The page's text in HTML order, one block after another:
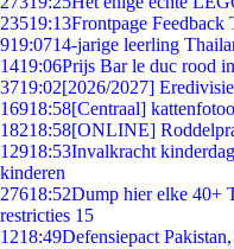
23519:13Frontpage Feedback
919:0714-jarige leerling
1419:06Prijs Bar le duc rood
3719:02[2026/2027]
16918:58[Centraal]
18218:58[ONLINE]
12918:53Invalkracht
kinderen
27618:52Dump hier elke 40+
restricties 15
1218:49Defensiepact